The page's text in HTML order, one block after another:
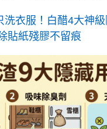
洗衣服！白醋4大神
貼紙殘膠不留痕